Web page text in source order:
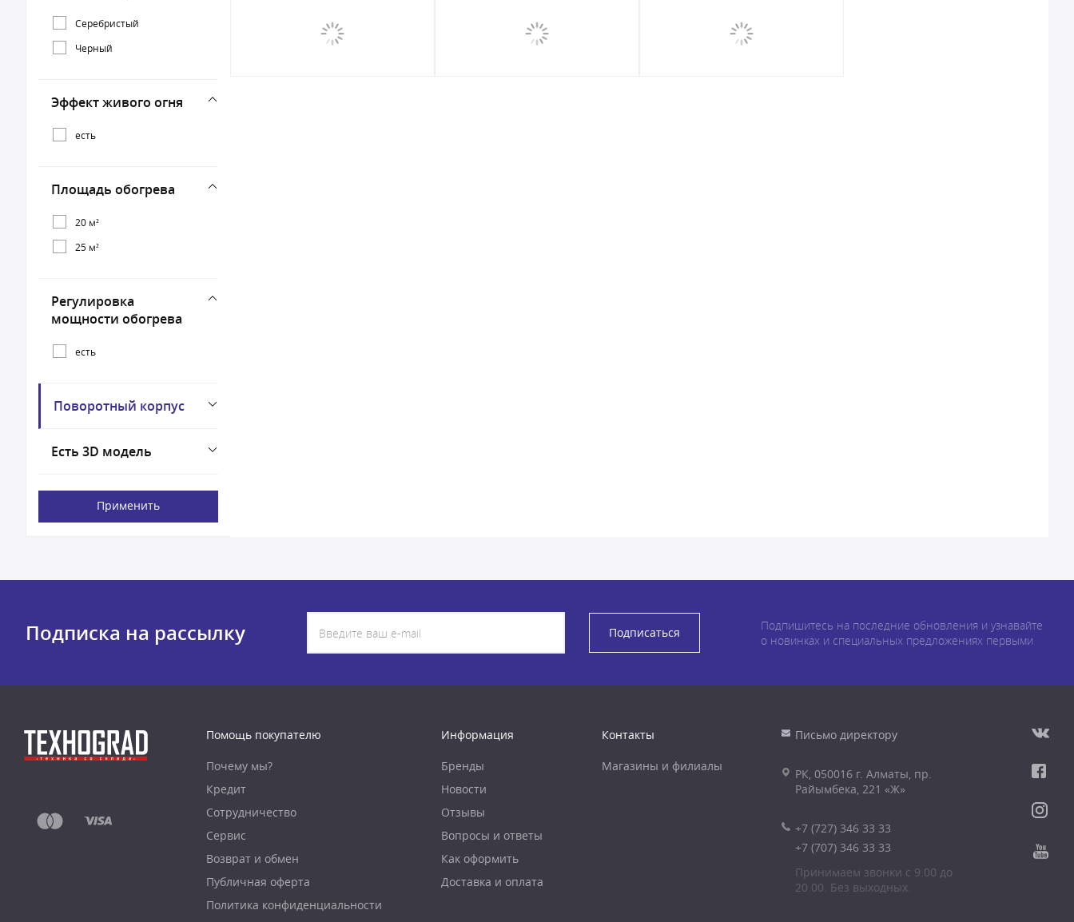
Серебристый
Черный
Эффект живого огня
есть
Площадь обогрева
20 м²
25 м²
Регулировка
мощности обогрева
есть
Поворотный корпус
Есть 3D модель
Применить
Подписка на рассылку Подписаться
Подпишитесь на последние обновления и узнавайте
о новинках и специальных предложениях первыми
Помощь покупателю
Почему мы?
Кредит
Сотрудничество
Сервис
Возврат и обмен
Публичная оферта
Политика конфиденциальности
Информация
Бренды
Новости
Отзывы
Вопросы и ответы
Как оформить
Доставка и оплата
Контакты
Магазины и филиалы
Письмо директору
РК, 050016 г. Алматы, пр.
Райымбека, 221 «Ж»
+7 (727) 346 33 33
+7 (707) 346 33 33
Принимаем звонки с 9.00 до
20.00. Без выходных.